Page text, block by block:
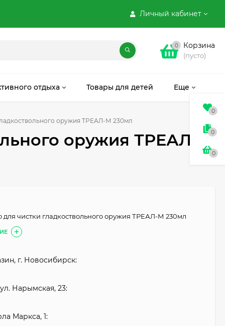
Личный кабинет
0 Корзина
(пусто)
отдыха Товары для детей Еще
оружия ТРЕАЛ-М 230мл
оружия ТРЕАЛ-М
для чистки гладкоствольного оружия ТРЕАЛ-М 230мл
г. Новосибирск:
Нарымская, 23:
Маркса, 1:
0
0
0